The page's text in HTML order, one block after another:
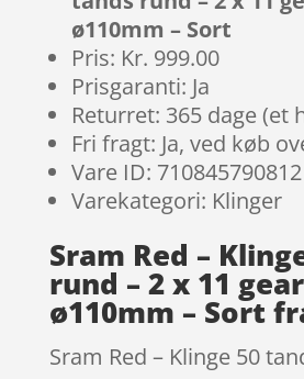
ø110mm – Sort
Pris: Kr. 999.00
Prisgaranti: Ja
Returret: 365 dage (et
Fri fragt: Ja, ved køb
Vare ID: 710845790812
Varekategori: Klinger
Sram Red –
rund – 2 x 11
ø110mm – Sort
Sram Red – Klinge 50